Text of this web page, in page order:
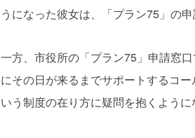
うになった彼女は、「プラン75 」の
一方、市役所の「プラン75 」申請窓
にその日が来るまでサポートするコ
いう制度の在り方に疑問を抱くように